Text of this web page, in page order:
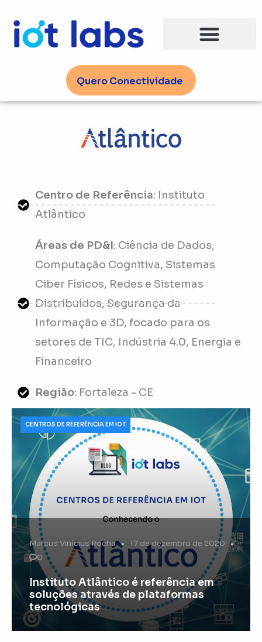
para
Quero Conectividade
Marcus Vinícius Rocha
17 de dezembro de 2020
0
Instituto Atlântico é referência em
soluções através de plataformas
tecnológicas
CENTROS DE REFERÊNCIA EM IOT
Centro de Referência: Instituto
Atlântico
Áreas de PD&I: Ciência de Dados,
Computação Cognitiva, Sistemas
Ciber Físicos, Redes e Sistemas
Distribuídos, Segurança da
Informação e 3D, focado para os
setores de TIC, Indústria 4.0, Energia e
Financeiro
Região: Fortaleza - CE